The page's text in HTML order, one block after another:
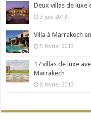
Deux villas de luxe
3 juin 2013
Villa à Marrakech
5 février 2013
17 villas de luxe
Marrakech
5 février 2013